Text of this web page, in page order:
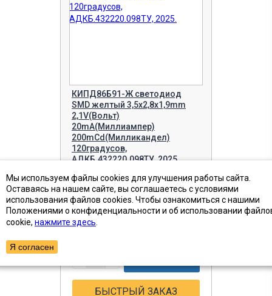
КИПД86Б91-Ж светодиод
SMD желтый 3,5х2,8х1,9mm
2,1V(Вольт)
20mA(Миллиампер)
200mCd(Милликандел)
120градусов,
АДКБ.432220.098ТУ, 2025.
Артикул (ID): WW-3473
Цена с НДС от 53 ₽
Наличие
БЫСТРЫЙ ЗАКАЗ
Мы используем файлы cookies для улучшения работы сайта.
Оставаясь на нашем сайте, вы соглашаетесь с условиями
использования файлов cookies. Чтобы ознакомиться с нашими
Положениями о конфиденциальности и об использовании
cookie, нажмите здесь
Я согласен